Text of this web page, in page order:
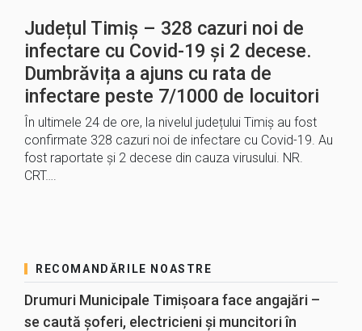
Județul Timiș – 328 cazuri noi de
infectare cu Covid-19 și 2 decese.
Dumbrăvița a ajuns cu rata de
infectare peste 7/1000 de locuitori
În ultimele 24 de ore, la nivelul județului Timiș au fost
confirmate 328 cazuri noi de infectare cu Covid-19. Au
fost raportate și 2 decese din cauza virusului. NR.
CRT….
RECOMANDĂRILE NOASTRE
Drumuri Municipale Timișoara face angajări –
se caută șoferi, electricieni și muncitori în